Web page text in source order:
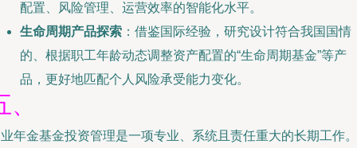
配置、风险管理、运营效率的智能化水平。
生命周期产品探索 ：借鉴国际经验，研究设计符合我国国情
的、根据职工年龄动态调整资产配置的“生命周期基金”等产
品，更好地匹配个人风险承受能力变化。
、
年金基金投资管理是一项专业、系统且责任重大的长期工作。